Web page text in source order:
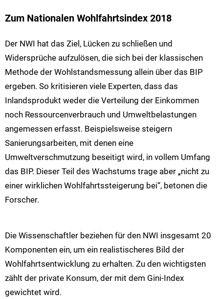
Zum Nationalen Wohlfahrtsindex 2018
Der NWI hat das Ziel, Lücken zu schließen und
Widersprüche aufzulösen, die sich bei der klassischen
Methode der Wohlstandsmessung allein über das BIP
ergeben. So kritisieren viele Experten, dass das
Inlandsprodukt weder die Verteilung der Einkommen
noch Ressourcenverbrauch und Umweltbelastungen
angemessen erfasst. Beispielsweise steigern
Sanierungsarbeiten, mit denen eine
Umweltverschmutzung beseitigt wird, in vollem Umfang
das BIP. Dieser Teil des Wachstums trage aber „nicht zu
einer wirklichen Wohlfahrtssteigerung bei“, betonen die
Forscher.
Die Wissenschaftler beziehen für den NWI insgesamt 20
Komponenten ein, um ein realistischeres Bild der
Wohlfahrtsentwicklung zu erhalten. Zu den wichtigsten
zählt der private Konsum, der mit dem Gini-Index
gewichtet wird.